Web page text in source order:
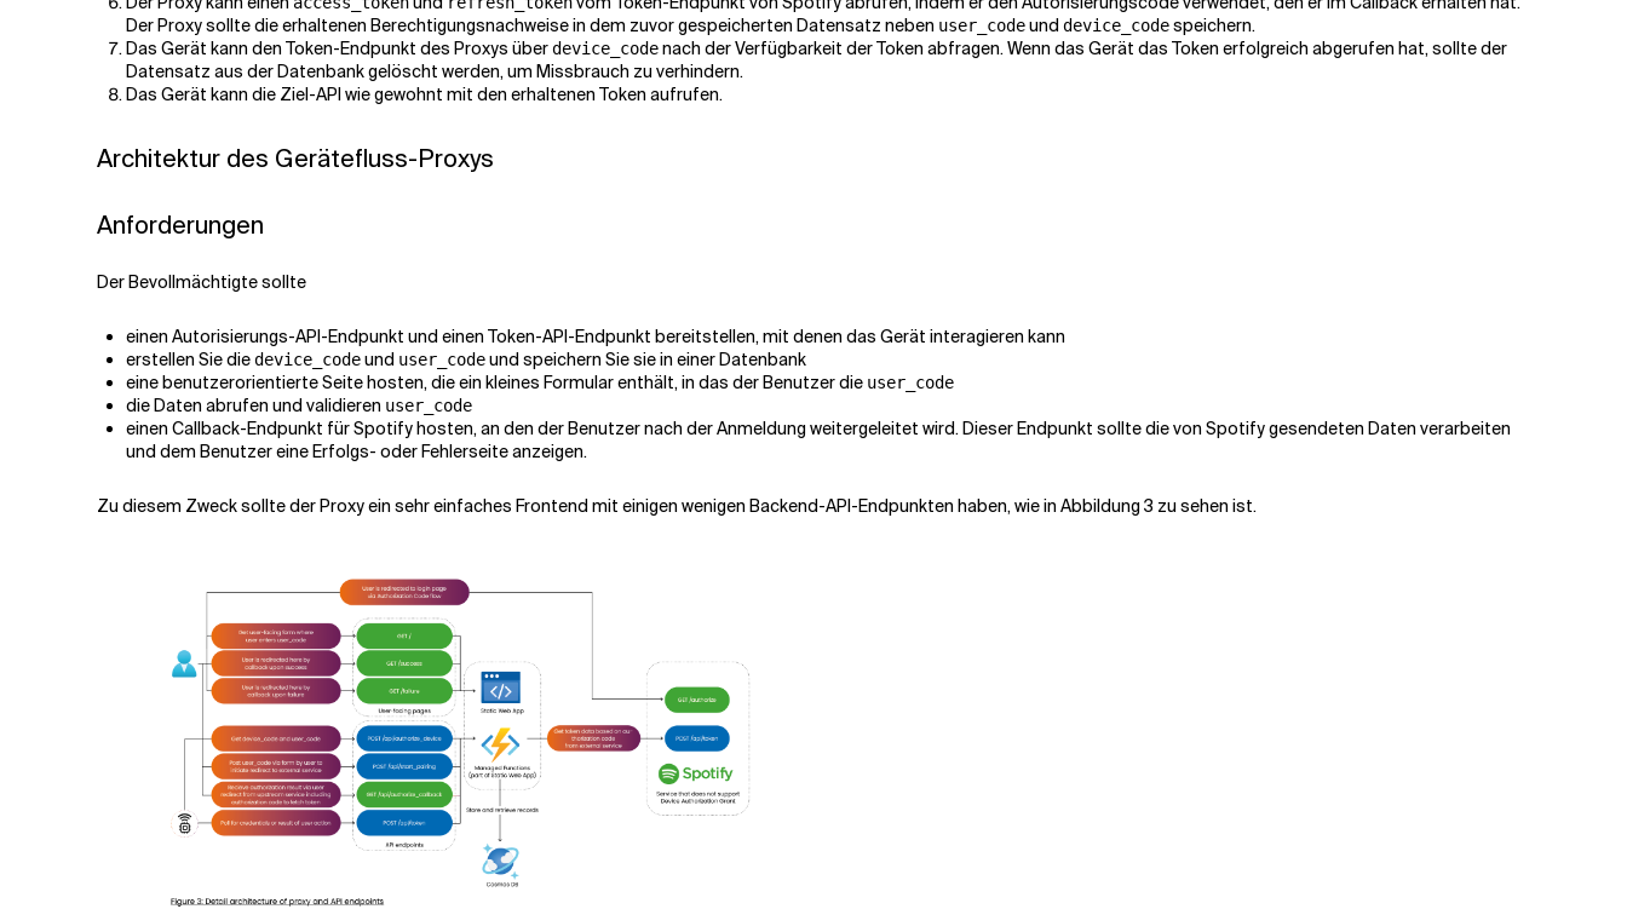
Der Proxy sollte die erhaltenen Berechtigungsnachweise in dem zuvor gespeicherten Datensatz neben user_codeund device_codespeichern.
Das Gerät kann den Token-Endpunkt des Proxys überdevice_codenach der Verfügbarkeit der Token abfragen. Wenn das Gerät das Token erfolgreich abgerufen hat, sollte der
Datensatz aus der Datenbank gelöscht werden, um Missbrauch zu verhindern.
Das Gerät kann die Ziel-API wie gewohnt mit den erhaltenen Token aufrufen.
Architektur des Gerätefluss-Proxys
Anforderungen
Der Bevollmächtigte sollte
einen Autorisierungs-API-Endpunkt und einen Token-API-Endpunkt bereitstellen, mit denen das Gerät interagieren kann
erstellen Sie diedevice_codeund user_codeund speichern Sie sie in einer Datenbank
eine benutzerorientierte Seite hosten, die ein kleines Formular enthält, in das der Benutzer die user_code
die Daten abrufen und validieren user_code
einen Callback-Endpunkt für Spotify hosten, an den der Benutzer nach der Anmeldung weitergeleitet wird. Dieser Endpunkt sollte die von Spotify gesendeten Daten verarbeiten
und dem Benutzer eine Erfolgs- oder Fehlerseite anzeigen.
Zu diesem Zweck sollte der Proxy ein sehr einfaches Frontend mit einigen wenigen Backend-API-Endpunkten haben, wie in Abbildung 3 zu sehen ist.